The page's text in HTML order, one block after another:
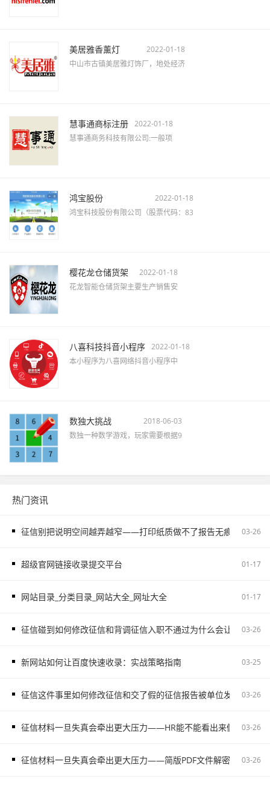
美居雅香薰灯
2022-01-18
中山市古镇美居雅灯饰厂，地处经济
慧事通商标注册 2022-01-18
慧事通商务科技有限公司:一般项
鸿宝股份
2022-01-18
鸿宝科技股份有限公司（股票代码：83
樱花龙仓储货架
2022-01-18
花龙智能仓储货架主要生产销售安
八喜科技抖音小程序 2022-01-18
本小程序为八喜网络抖音小程序中
数独大挑战
2018-06-03
数独一种数学游戏，玩家需要根据9
热门资讯
征信别把说明空间越弄越窄——打印纸质做不了报告无痕PS修改和
03-26
超级官网链接收录提交平台 01-17
网站目录_分类目录_网站大全_网址大全 01-17
征信碰到如何修改征信和背调征信入职不通过为什么会让自己更被
03-26
新网站如何让百度快速收录：实战策略指南 03-25
征信这件事里如何修改征信和交了假的征信报告被单位发现容易把
03-26
征信材料一旦失真会牵出更大压力——HR能不能看出来假的征信
03-26
征信材料一旦失真会牵出更大压力——简版PDF文件解密和入职征
03-26